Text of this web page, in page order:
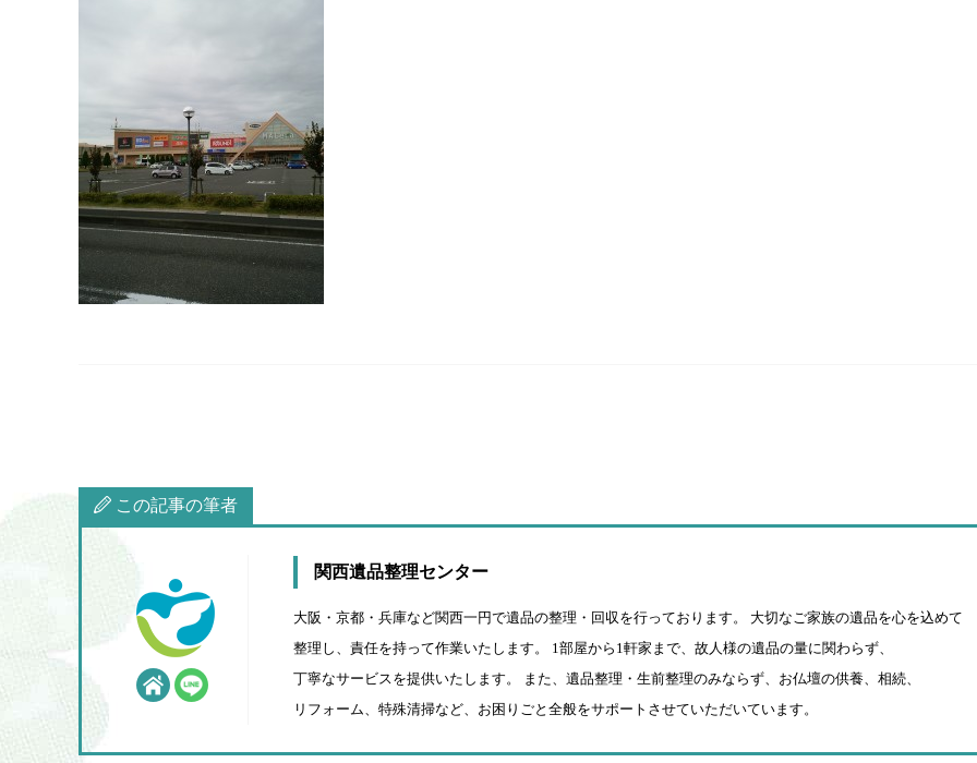
この記事の筆者
関西遺品整理センター
大阪・京都・兵庫など関西一円で遺品の整理・回収を行っております。 大切なご家族の遺品を心を込めて
整理し、責任を持って作業いたします。 1部屋から1軒家まで、故人様の遺品の量に関わらず、
丁寧なサービスを提供いたします。 また、遺品整理・生前整理のみならず、お仏壇の供養、相続、
リフォーム、特殊清掃など、お困りごと全般をサポートさせていただいています。